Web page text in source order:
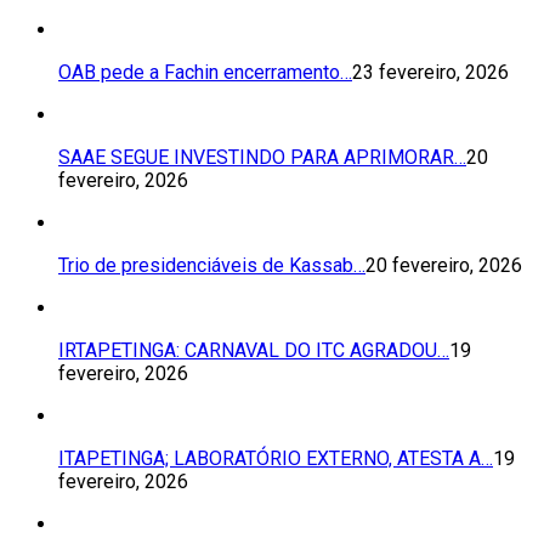
OAB pede a Fachin encerramento…23 fevereiro, 2026
SAAE SEGUE INVESTINDO PARA APRIMORAR…20
fevereiro, 2026
Trio de presidenciáveis de Kassab…20 fevereiro, 2026
IRTAPETINGA: CARNAVAL DO ITC AGRADOU…19
fevereiro, 2026
ITAPETINGA; LABORATÓRIO EXTERNO, ATESTA A…19
fevereiro, 2026